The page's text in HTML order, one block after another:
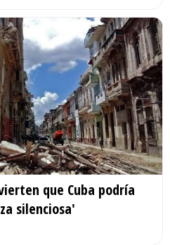
que Cuba podría
silenciosa'